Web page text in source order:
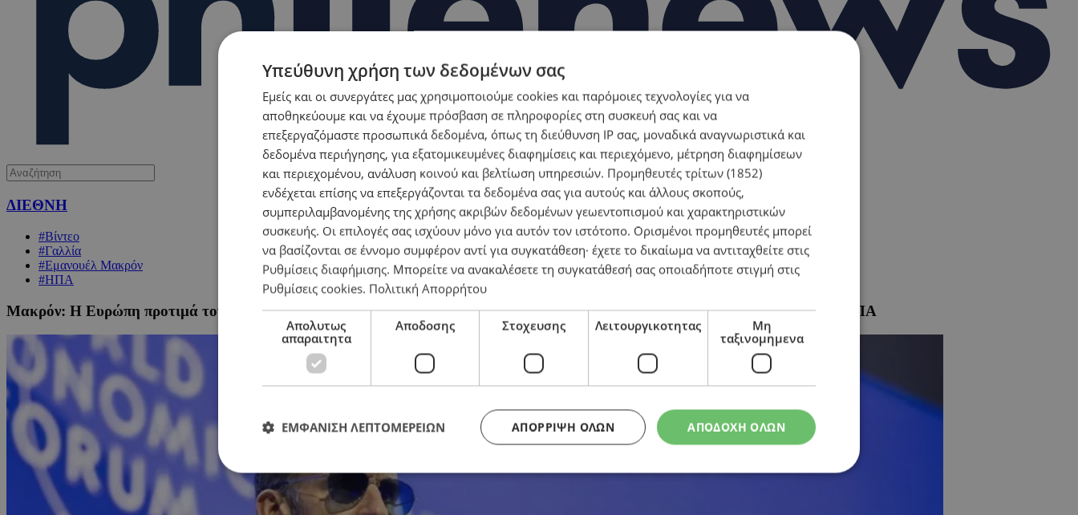
ΔΙΕΘΝΗ
#Βίντεο
#Γαλλία
#Εμανουέλ Μακρόν
#ΗΠΑ
Μακρόν: Η Ευρώπη προτιμά τον σεβασμό, όχι τους νταήδες – Ανοιχτό το ενδεχόμενο χρήσης «εμπορικού μπαζούκα» κατά των ΗΠΑ
Υπεύθυνη χρήση των δεδομένων σας
Εμείς και οι συνεργάτες μας χρησιμοποιούμε cookies και παρόμοιες τεχνολογίες για να
αποθηκεύουμε και να έχουμε πρόσβαση σε πληροφορίες στη συσκευή σας και να
επεξεργαζόμαστε προσωπικά δεδομένα, όπως τη διεύθυνση IP σας, μοναδικά αναγνωριστικά και
δεδομένα περιήγησης, για εξατομικευμένες διαφημίσεις και περιεχόμενο, μέτρηση διαφημίσεων
και περιεχομένου, ανάλυση κοινού και βελτίωση υπηρεσιών. Προμηθευτές τρίτων (1852)
ενδέχεται επίσης να επεξεργάζονται τα δεδομένα σας για αυτούς και άλλους σκοπούς,
συμπεριλαμβανομένης της χρήσης ακριβών δεδομένων γεωεντοπισμού και χαρακτηριστικών
συσκευής. Οι επιλογές σας ισχύουν μόνο για αυτόν τον ιστότοπο. Ορισμένοι προμηθευτές μπορεί
να βασίζονται σε έννομο συμφέρον αντί για συγκατάθεση· έχετε το δικαίωμα να αντιταχθείτε στις
Ρυθμίσεις διαφήμισης. Μπορείτε να ανακαλέσετε τη συγκατάθεσή σας οποιαδήποτε στιγμή στις
Ρυθμίσεις cookies. Πολιτική Απορρήτου
Απολυτως
απαραιτητα
Αποδοσης Στοχευσης Λειτουργικοτητας
Μη
ταξινομημενα
ΑΠΟΔΟΧΗ ΟΛΩΝ
ΑΠΌΡΡΙΨΗ ΌΛΩΝ
ΕΜΦΑΝΙΣΗ ΛΕΠΤΟΜΕΡΕΙΩΝ